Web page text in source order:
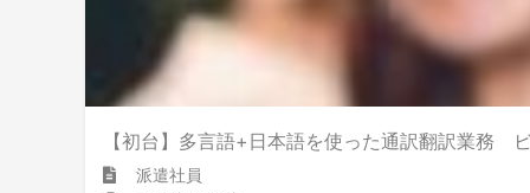
【初台】多言語+日本語を使った通訳翻訳業務
派遣社員